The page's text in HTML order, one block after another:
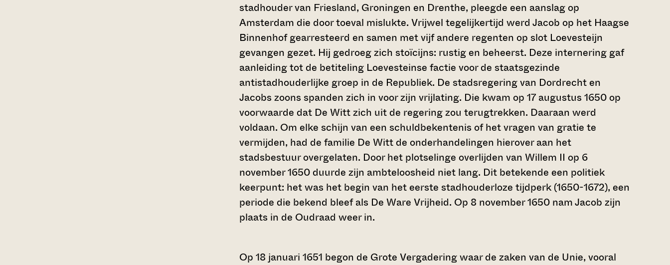
stadhouder van Friesland, Groningen en Drenthe, pleegde een aanslag op
Amsterdam die door toeval mislukte. Vrijwel tegelijkertijd werd Jacob op het Haagse
Binnenhof gearresteerd en samen met vijf andere regenten op slot Loevesteijn
gevangen gezet. Hij gedroeg zich stoïcijns: rustig en beheerst. Deze internering gaf
aanleiding tot de betiteling Loevesteinse factie voor de staatsgezinde
antistadhouderlijke groep in de Republiek. De stadsregering van Dordrecht en
Jacobs zoons spanden zich in voor zijn vrijlating. Die kwam op 17 augustus 1650 op
voorwaarde dat De Witt zich uit de regering zou terugtrekken. Daaraan werd
voldaan. Om elke schijn van een schuldbekentenis of het vragen van gratie te
vermijden, had de familie De Witt de onderhandelingen hierover aan het
stadsbestuur overgelaten. Door het plotselinge overlijden van Willem II op 6
november 1650 duurde zijn ambteloosheid niet lang. Dit betekende een politiek
keerpunt: het was het begin van het eerste stadhouderloze tijdperk (1650-1672), een
periode die bekend bleef als De Ware Vrijheid. Op 8 november 1650 nam Jacob zijn
plaats in de Oudraad weer in.
Op 18 januari 1651 begon de Grote Vergadering waar de zaken van de Unie, vooral